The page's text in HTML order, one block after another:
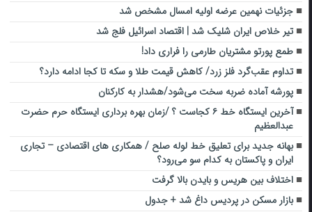
جزئیات نهمین عرضه اولیه امسال مشخص شد
تیر خلاص ایران شلیک شد | اقتصاد اسرائیل فلج شد
طمع پورتو مشتریان طارمی را فراری داد!
تداوم عقب‌گرد فلز زرد/ کاهش قیمت طلا و سکه تا کجا ادامه دارد؟
پورشه آماده ضربه سخت می‌شود/هشدار به کارکنان
آخرین ایستگاه خط ۶ کجاست ؟ /زمان بهره برداری ایستگاه حرم حضرت
عبدالعظیم
بهانه جدید برای تعلیق خط لوله صلح / همکاری های اقتصادی – تجاری
ایران و پاکستان به کدام سو می‌رود؟
اختلاف بین هریس و بایدن بالا گرفت
بازار مسکن در پردیس داغ شد + جدول